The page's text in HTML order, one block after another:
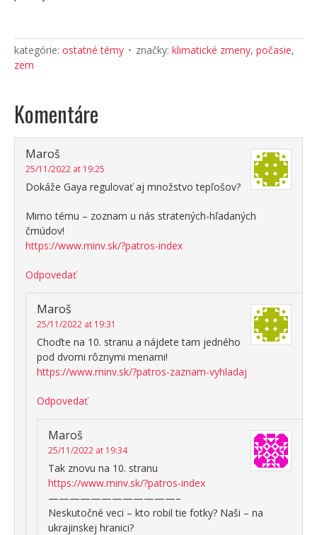
kategórie: ostatné témy značky: klimatické zmeny, počasie,
zem
Komentáre
Maroš
25/11/2022 at 19:25
Dokáže Gaya regulovať aj množstvo tepľošov?
Mimo tému – zoznam u nás stratených-hľadaných
čmúdov!
https://www.minv.sk/?patros-index
Odpovedať
Maroš
25/11/2022 at 19:31
Choďte na 10. stranu a nájdete tam jedného
pod dvomi rôznymi menami!
https://www.minv.sk/?patros-zaznam-vyhladaj
Odpovedať
Maroš
25/11/2022 at 19:34
Tak znovu na 10. stranu
https://www.minv.sk/?patros-index
————————————–
Neskutočné veci – kto robil tie fotky? Naši – na
ukrajinskej hranici?